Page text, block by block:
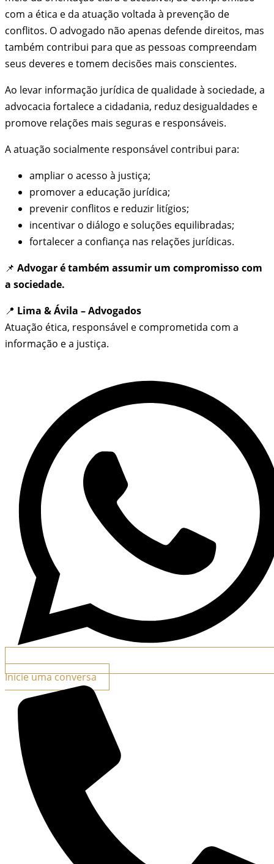
com a ética e da atuação voltada à prevenção de
conflitos. O advogado não apenas defende direitos, mas
também contribui para que as pessoas compreendam
seus deveres e tomem decisões mais conscientes.
Ao levar informação jurídica de qualidade à sociedade, a
advocacia fortalece a cidadania, reduz desigualdades e
promove relações mais seguras e responsáveis.
A atuação socialmente responsável contribui para:
ampliar o acesso à justiça;
promover a educação jurídica;
prevenir conflitos e reduzir litígios;
incentivar o diálogo e soluções equilibradas;
fortalecer a confiança nas relações jurídicas.
📌 Advogar é também assumir um compromisso com
a sociedade.
📍 Lima & Ávila – Advogados
Atuação ética, responsável e comprometida com a
informação e a justiça.
Inicie uma conversa